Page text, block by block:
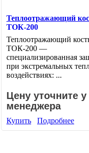
Теплоотражающий
ТОК-200
Теплоотражающий
ТОК-200 —
специализированная
при экстремальных
воздействиях: ...
Цену уточните у
менеджера
Купить Подробнее